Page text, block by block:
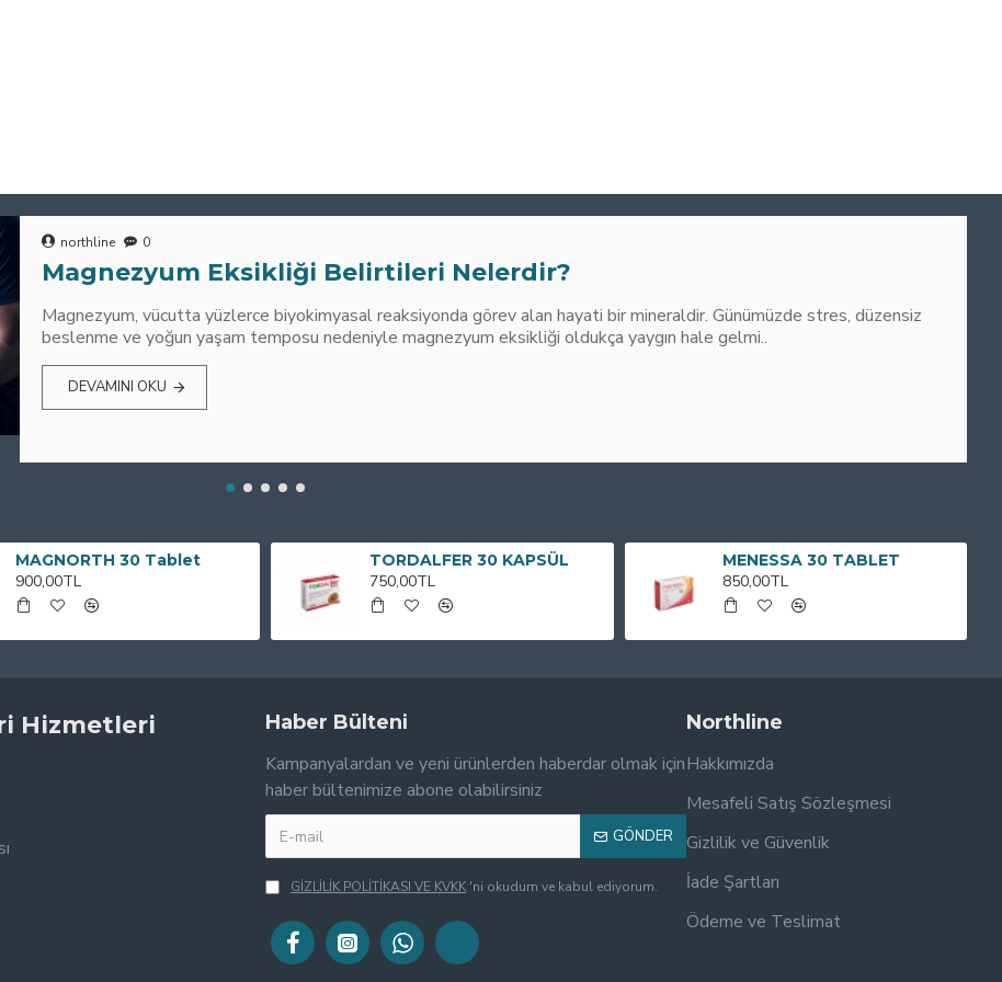
northline 0
Magnezyum Eksikliği Belirtileri Nelerdir?
Magnezyum, vücutta yüzlerce biyokimyasal reaksiyonda görev alan hayati bir mineraldir. Günümüzde stres, düzensiz
beslenme ve yoğun yaşam temposu nedeniyle magnezyum eksikliği oldukça yaygın hale gelmi..
DEVAMINI OKU
MAGNORTH 30 Tablet
900,00TL
TORDALFER 30 KAPSÜL
750,00TL
MENESSA 30 TABLET
850,00TL
Hizmetleri
Haber Bülteni
Kampanyalardan ve yeni ürünlerden haberdar olmak için
haber bültenimize abone olabilirsiniz
GÖNDER
GİZLİLİK POLİTİKASI VE KVKK 'ni okudum ve kabul ediyorum.
Northline
Hakkımızda
Mesafeli Satış Sözleşmesi
Gizlilik ve Güvenlik
İade Şartları
Ödeme ve Teslimat